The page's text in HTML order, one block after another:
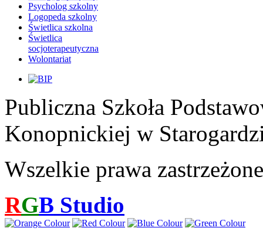
Psycholog szkolny
Logopeda szkolny
Świetlica szkolna
Świetlica
socjoterapeutyczna
Wolontariat
Publiczna Szkoła
Konopnickiej w
Wszelkie prawa zastrzeżone
RGB Studio